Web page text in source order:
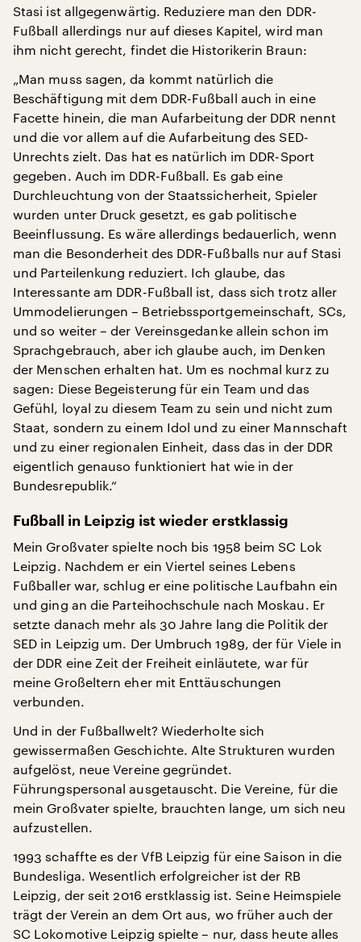
Stasi ist allgegenwärtig. Reduziere man den DDR-
Fußball allerdings nur auf dieses Kapitel, wird man
ihm nicht gerecht, findet die Historikerin Braun:
„Man muss sagen, da kommt natürlich die
Beschäftigung mit dem DDR-Fußball auch in eine
Facette hinein, die man Aufarbeitung der DDR nennt
und die vor allem auf die Aufarbeitung des SED-
Unrechts zielt. Das hat es natürlich im DDR-Sport
gegeben. Auch im DDR-Fußball. Es gab eine
Durchleuchtung von der Staatssicherheit, Spieler
wurden unter Druck gesetzt, es gab politische
Beeinflussung. Es wäre allerdings bedauerlich, wenn
man die Besonderheit des DDR-Fußballs nur auf Stasi
und Parteilenkung reduziert. Ich glaube, das
Interessante am DDR-Fußball ist, dass sich trotz aller
Ummodelierungen – Betriebssportgemeinschaft, SCs,
und so weiter – der Vereinsgedanke allein schon im
Sprachgebrauch, aber ich glaube auch, im Denken
der Menschen erhalten hat. Um es nochmal kurz zu
sagen: Diese Begeisterung für ein Team und das
Gefühl, loyal zu diesem Team zu sein und nicht zum
Staat, sondern zu einem Idol und zu einer Mannschaft
und zu einer regionalen Einheit, dass das in der DDR
eigentlich genauso funktioniert hat wie in der
Bundesrepublik.“
Fußball in Leipzig ist wieder erstklassig
Mein Großvater spielte noch bis 1958 beim SC Lok
Leipzig. Nachdem er ein Viertel seines Lebens
Fußballer war, schlug er eine politische Laufbahn ein
und ging an die Parteihochschule nach Moskau. Er
setzte danach mehr als 30 Jahre lang die Politik der
SED in Leipzig um. Der Umbruch 1989, der für Viele in
der DDR eine Zeit der Freiheit einläutete, war für
meine Großeltern eher mit Enttäuschungen
verbunden.
Und in der Fußballwelt? Wiederholte sich
gewissermaßen Geschichte. Alte Strukturen wurden
aufgelöst, neue Vereine gegründet.
Führungspersonal ausgetauscht. Die Vereine, für die
mein Großvater spielte, brauchten lange, um sich neu
aufzustellen.
1993 schaffte es der VfB Leipzig für eine Saison in die
Bundesliga. Wesentlich erfolgreicher ist der RB
Leipzig, der seit 2016 erstklassig ist. Seine Heimspiele
trägt der Verein an dem Ort aus, wo früher auch der
SC Lokomotive Leipzig spielte – nur, dass heute alles